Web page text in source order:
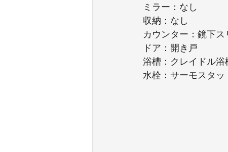
ミラー：なし
収納：なし
カウンター：鏡下
ドア：開き戸
浴槽：クレイドル浴
水栓：サーモスタッ